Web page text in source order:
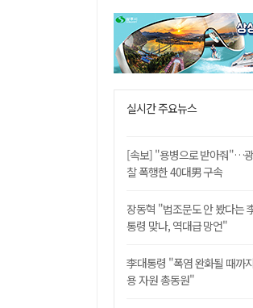
실시간 주요뉴스
[속보] "용병으로 받아줘"…
찰 폭행한 40대男 구속
장동혁 "법조문도 안 봤다는
통령 맞나, 역대급 망언"
李대통령 "폭염 완화될 때까
용 자원 총동원"